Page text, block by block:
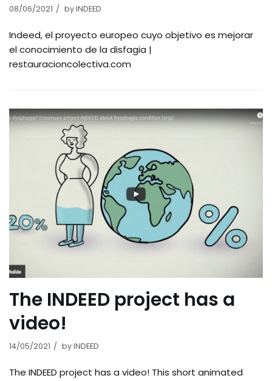
08/06/2021 byINDEED
Indeed, el proyecto europeo cuyo objetivo es mejorar
el conocimiento de la disfagia |
restauracioncolectiva.com
The INDEED project has a
video!
14/05/2021 byINDEED
The INDEED project has a video! This short animated